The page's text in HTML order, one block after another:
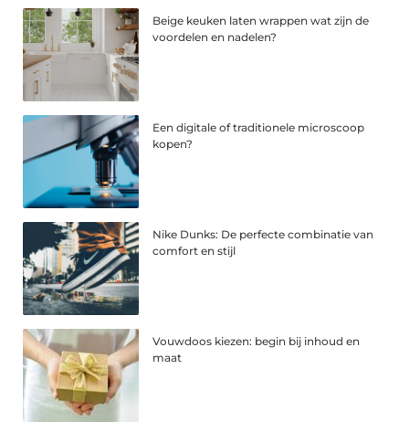
Beige keuken laten wrappen wat zijn de
voordelen en nadelen?
Een digitale of traditionele microscoop
kopen?
Nike Dunks: De perfecte combinatie van
comfort en stijl
Vouwdoos kiezen: begin bij inhoud en
maat